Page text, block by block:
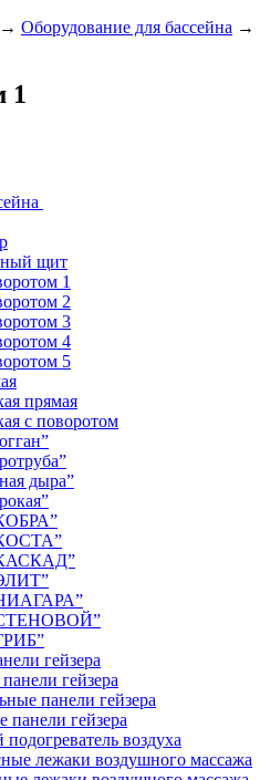
→ Оборудование для бассейна →
1
щит
1
2
3
4
5
прямая
с поворотом
дыра”
гейзера
гейзера
панели гейзера
панели гейзера
воздуха
лежаки воздушного массажа